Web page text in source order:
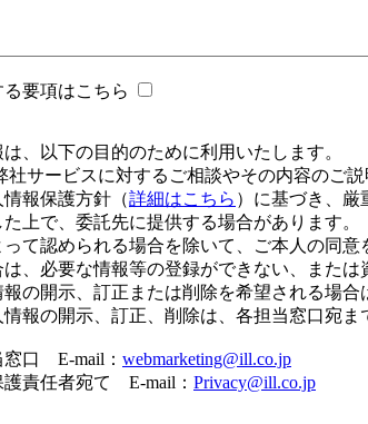
要項はこちら
、以下の目的のために利用いたします。
サービスに対するご相談やその内容のご
報保護方針（詳細はこちら ）に基づき、厳
上で、委託先に提供する場合があります。
て認められる場合を除いて、ご本人の同
、必要な情報等の登録ができない、また
の開示、訂正または削除を希望される場
報の開示、訂正、削除は、各担当窓口宛ま
口 E-mail： webmarketing@ill.co.jp
責任者宛て E-mail： Privacy@ill.co.jp